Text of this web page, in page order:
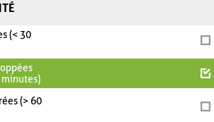
(< 30
(> 60